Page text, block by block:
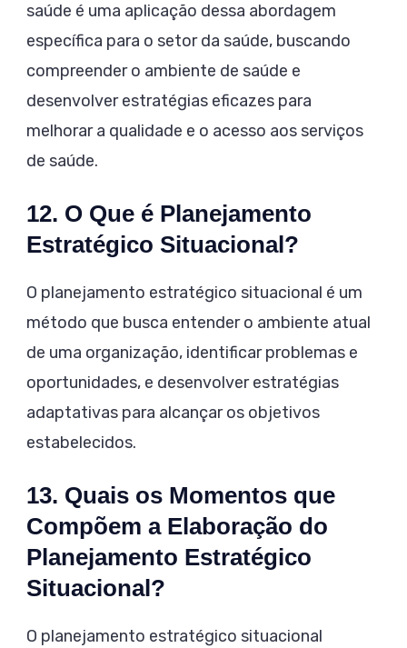
saúde é uma aplicação dessa abordagem
específica para o setor da saúde, buscando
compreender o ambiente de saúde e
desenvolver estratégias eficazes para
melhorar a qualidade e o acesso aos serviços
de saúde.
12. O Que é Planejamento
Estratégico Situacional?
O planejamento estratégico situacional é um
método que busca entender o ambiente atual
de uma organização, identificar problemas e
oportunidades, e desenvolver estratégias
adaptativas para alcançar os objetivos
estabelecidos.
13. Quais os Momentos que
Compõem a Elaboração do
Planejamento Estratégico
Situacional?
O planejamento estratégico situacional